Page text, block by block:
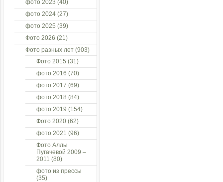
фото 2023 (40)
фото 2024 (27)
фото 2025 (39)
Фото 2026 (21)
Фото разных лет (903)
Фото 2015 (31)
фото 2016 (70)
фото 2017 (69)
фото 2018 (84)
фото 2019 (154)
Фото 2020 (62)
фото 2021 (96)
Фото Аллы
Пугачевой 2009 –
2011 (80)
фото из прессы
(35)